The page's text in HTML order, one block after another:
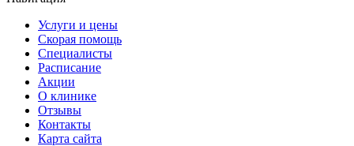
Услуги и цены
Скорая помощь
Специалисты
Расписание
Акции
О клинике
Отзывы
Контакты
Карта сайта